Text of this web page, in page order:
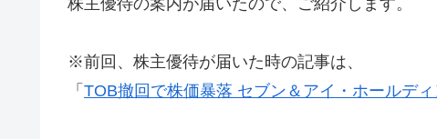
※前回、株主優待が届いた時の記事は、
「 TOB撤回で株価暴落 セブン＆アイ・ホールデ